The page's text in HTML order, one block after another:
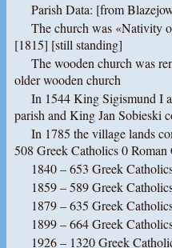
Parish Data: [from
The church was «Nativity
[1815] [still standing]
The wooden church was
older wooden church
In 1544 King Sigismund I
parish and King Jan Sobieski
In 1785 the village lands
508 Greek Catholics 0 Roman
1840 – 653 Greek
1859 – 589 Greek
1879 – 635 Greek
1899 – 664 Greek
1926 – 1320 Greek